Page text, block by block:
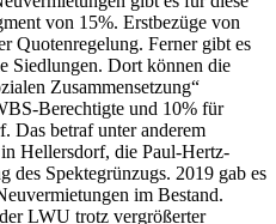
von 15%. Erstbezüge von
Quotenregelung. Ferner gibt es
Siedlungen. Dort können die
Zusammensetzung“
Berechtigte und 10% für
Das betraf unter anderem
Hellersdorf, die Paul-Hertz-
des Spektegrünzugs. 2019 gab es
im Bestand.
LWU trotz vergrößerter